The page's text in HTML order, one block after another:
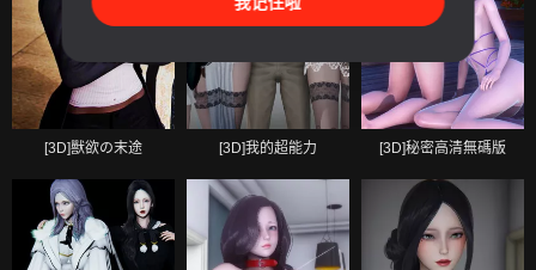
[3D]獸欲の末途 [3D]我的超能力 [3D]秘密高清無碼版